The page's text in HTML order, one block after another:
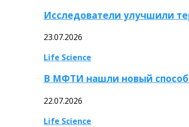
Исследователи улучшили
23.07.2026
Life Science
В МФТИ нашли новый
22.07.2026
Life Science